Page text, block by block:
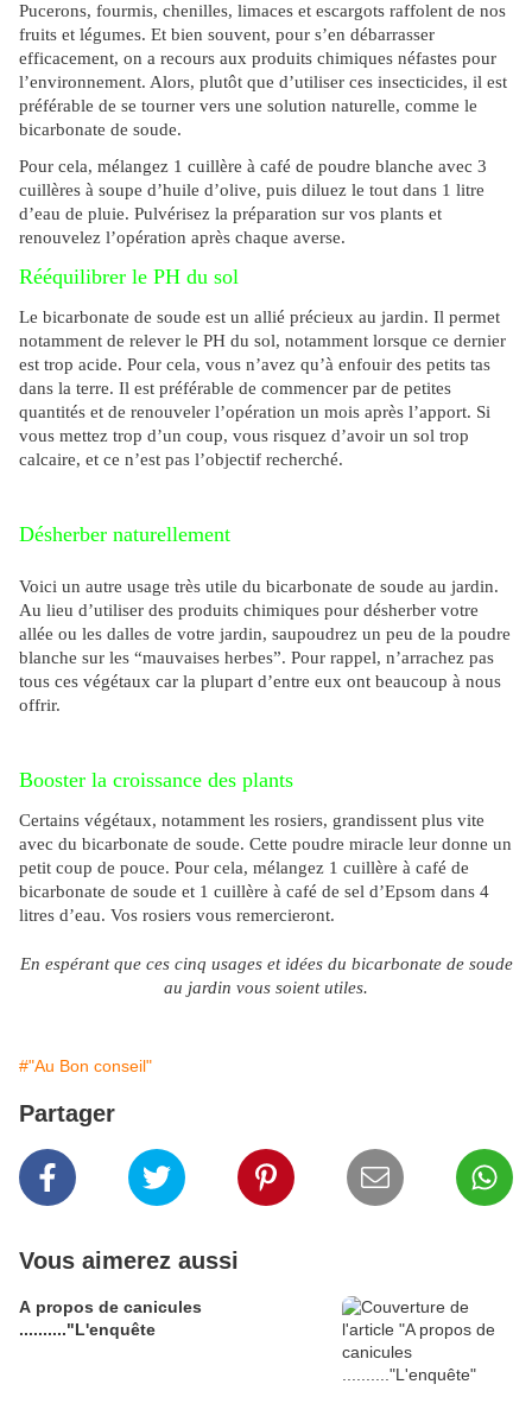
Pucerons, fourmis, chenilles, limaces et escargots raffolent de nos
fruits et légumes. Et bien souvent, pour s’en débarrasser
efficacement, on a recours aux produits chimiques néfastes pour
l’environnement. Alors, plutôt que d’utiliser ces insecticides, il est
préférable de se tourner vers une solution naturelle, comme le
bicarbonate de soude.
Pour cela, mélangez 1 cuillère à café de poudre blanche avec 3
cuillères à soupe d’huile d’olive, puis diluez le tout dans 1 litre
d’eau de pluie. Pulvérisez la préparation sur vos plants et
renouvelez l’opération après chaque averse.
Rééquilibrer le PH du sol
Le bicarbonate de soude est un allié précieux au jardin. Il permet
notamment de relever le PH du sol, notamment lorsque ce dernier
est trop acide. Pour cela, vous n’avez qu’à enfouir des petits tas
dans la terre. Il est préférable de commencer par de petites
quantités et de renouveler l’opération un mois après l’apport. Si
vous mettez trop d’un coup, vous risquez d’avoir un sol trop
calcaire, et ce n’est pas l’objectif recherché.
Désherber naturellement
Voici un autre usage très utile du bicarbonate de soude au jardin.
Au lieu d’utiliser des produits chimiques pour désherber votre
allée ou les dalles de votre jardin, saupoudrez un peu de la poudre
blanche sur les “mauvaises herbes”. Pour rappel, n’arrachez pas
tous ces végétaux car la plupart d’entre eux ont beaucoup à nous
offrir.
Booster la croissance des plants
Certains végétaux, notamment les rosiers, grandissent plus vite
avec du bicarbonate de soude. Cette poudre miracle leur donne un
petit coup de pouce. Pour cela, mélangez 1 cuillère à café de
bicarbonate de soude et 1 cuillère à café de sel d’Epsom dans 4
litres d’eau. Vos rosiers vous remercieront.
En espérant que ces cinq usages et idées du bicarbonate de soude
au jardin vous soient utiles.
#"Au Bon conseil"
Partager
Vous aimerez aussi
A propos de canicules
.........."L'enquête